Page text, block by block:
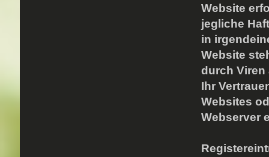
Website
jegliche
in
Website
durch Viren
Ihr
Websites
Webserver